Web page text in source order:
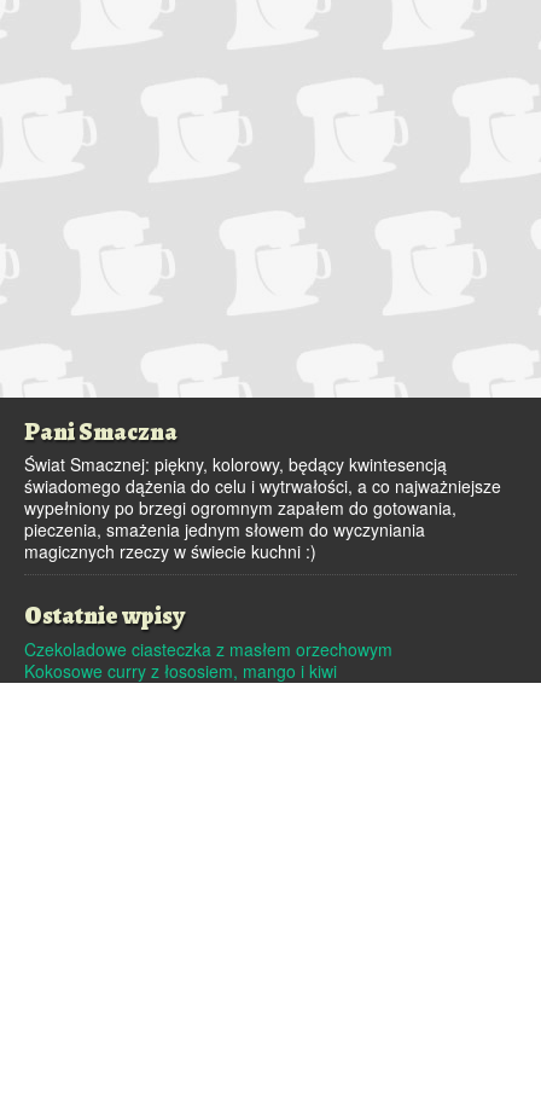
Pani Smaczna
Świat Smacznej: piękny, kolorowy, będący kwintesencją
świadomego dążenia do celu i wytrwałości, a co najważniejsze
wypełniony po brzegi ogromnym zapałem do gotowania,
pieczenia, smażenia jednym słowem do wyczyniania
magicznych rzeczy w świecie kuchni :)
Ostatnie wpisy
Czekoladowe ciasteczka z masłem orzechowym
Kokosowe curry z łososiem, mango i kiwi